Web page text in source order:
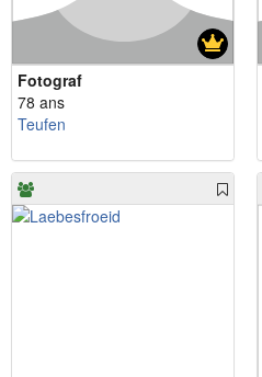
Fotograf
78 ans
Teufen